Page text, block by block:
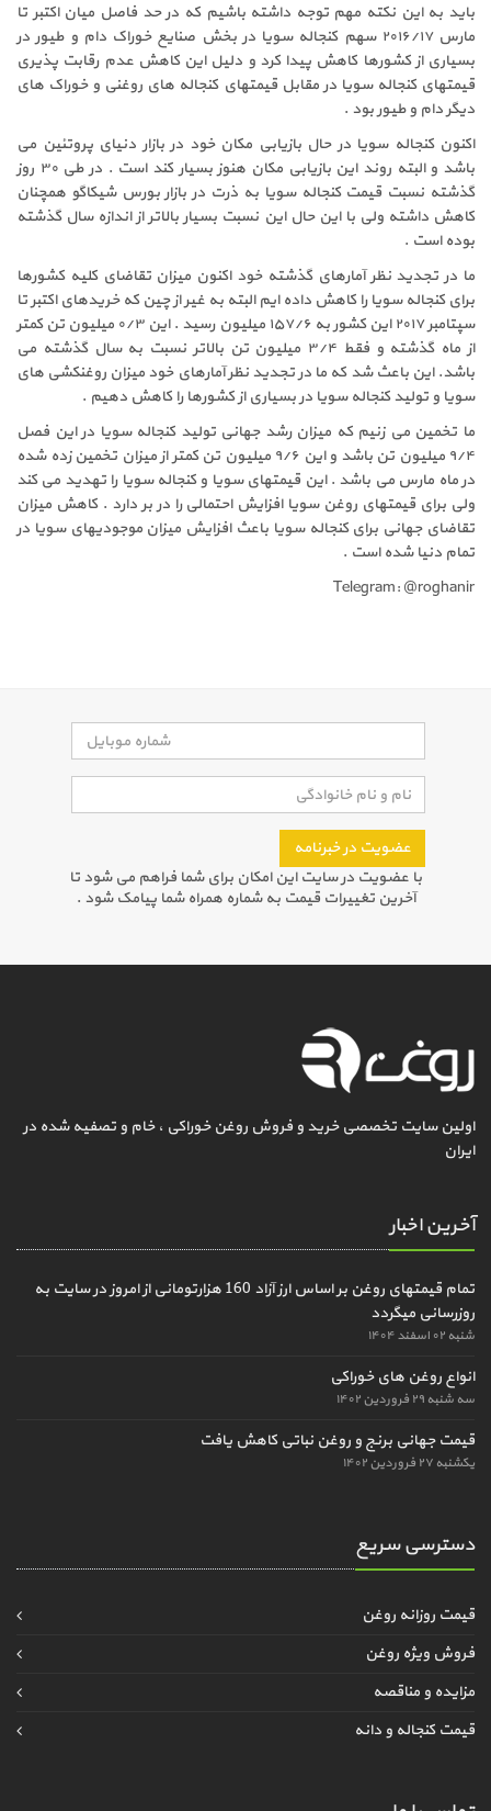
باید به این نکته مهم توجه داشته باشیم که در حد فاصل میان اکتبر تا
مارس ۲۰۱۶/۱۷ سهم کنجاله سویا در بخش صنایع خوراک دام و طیور در
بسیاری از کشورها کاهش پیدا کرد و دلیل این کاهش عدم رقابت پذیری
قیمتهای کنجاله سویا در مقابل قیمتهای کنجاله های روغنی و خوراک های
دیگر دام و طیور بود .
اکنون کنجاله سویا در حال بازیابی مکان خود در بازار دنیای پروتئین می
باشد و البته روند این بازیابی مکان هنوز بسیار کند است . در طی ۳۰ روز
گذشته نسبت قیمت کنجاله سویا به ذرت در بازار بورس شیکاگو همچنان
کاهش داشته ولی با این حال این نسبت بسیار بالاتر از اندازه سال گذشته
بوده است .
ما در تجدید نظر آمارهای گذشته خود اکنون میزان تقاضای کلیه کشورها
برای کنجاله سویا را کاهش داده ایم البته به غیر از چین که خریدهای اکتبر تا
سپتامبر ۲۰۱۷ این کشور به ۱۵۷/۶ میلیون رسید . این ۰/۳ میلیون تن کمتر
از ماه گذشته و فقط ۳/۴ میلیون تن بالاتر نسبت به سال گذشته می
باشد. این باعث شد که ما در تجدید نظر آمارهای خود میزان روغنکشی های
سویا و تولید کنجاله سویا در بسیاری از کشورها را کاهش دهیم .
ما تخمین می زنیم که میزان رشد جهانی تولید کنجاله سویا در این فصل
۹/۴ میلیون تن باشد و این ۹/۶ میلیون تن کمتر از میزان تخمین زده شده
در ماه مارس می باشد . این قیمتهای سویا و کنجاله سویا را تهدید می کند
ولی برای قیمتهای روغن سویا افزایش احتمالی را در بر دارد . کاهش میزان
تقاضای جهانی برای کنجاله سویا باعث افزایش میزان موجودیهای سویا در
تمام دنیا شده است .
Telegram: @roghanir
عضویت در خبرنامه
با عضویت در سایت این امکان برای شما فراهم می شود تا
آخرین تغییرات قیمت به شماره همراه شما پیامک شود .
اولین سایت تخصصی خرید و فروش روغن خوراکی ، خام و تصفیه شده در
ایران
آخرین اخبار
تمام قیمتهای روغن بر اساس ارز آزاد 160 هزارتومانی از امروز در سایت به
روزرسانی میگردد
شنبه ۰۲ اسفند ۱۴۰۴
انواع روغن های خوراکی
سه شنبه ۲۹ فروردین ۱۴۰۲
قیمت جهانی برنج و روغن نباتی کاهش یافت
یکشنبه ۲۷ فروردین ۱۴۰۲
دسترسی سریع
قیمت روزانه روغن
فروش ویژه روغن
مزایده و مناقصه
قیمت کنجاله و دانه